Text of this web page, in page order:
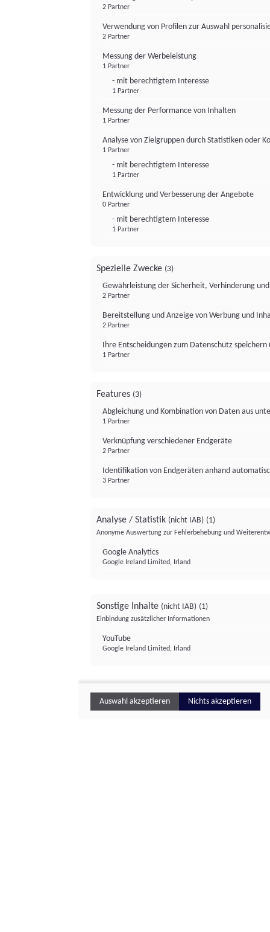
2 Partner
Verwendung von Profilen zur Auswahl
2 Partner
Messung der Werbeleistung
1 Partner
- mit berechtigtem Interesse
1 Partner
Messung der Performance von Inhalten
1 Partner
Analyse von Zielgruppen durch Statistiken oder
1 Partner
- mit berechtigtem Interesse
1 Partner
Entwicklung und Verbesserung der Angebote
0 Partner
- mit berechtigtem Interesse
1 Partner
Spezielle Zwecke (3)
Gewährleistung der Sicherheit, Verhinderung
2 Partner
Bereitstellung und Anzeige von Werbung und
2 Partner
Ihre Entscheidungen zum Datenschutz
1 Partner
Features (3)
Abgleichung und Kombination von Daten aus
1 Partner
Verknüpfung verschiedener Endgeräte
2 Partner
Identifikation von Endgeräten anhand
3 Partner
Analyse / Statistik (nicht IAB) (1)
Anonyme Auswertung zur Fehlerbehebung und
Google Analytics
Google Ireland Limited, Irland
Sonstige Inhalte (nicht IAB) (1)
Einbindung zusätzlicher Informationen
YouTube
Google Ireland Limited, Irland
Auswahl akzeptieren Nichts akzeptieren